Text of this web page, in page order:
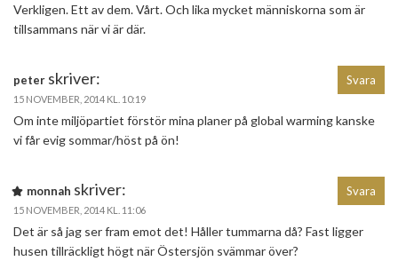
Verkligen. Ett av dem. Vårt. Och lika mycket människorna som är
tillsammans när vi är där.
peter skriver:
15 NOVEMBER, 2014 KL. 10:19
Om inte miljöpartiet förstör mina planer på global warming kanske
vi får evig sommar/höst på ön!
Svara
monnah skriver:
15 NOVEMBER, 2014 KL. 11:06
Det är så jag ser fram emot det! Håller tummarna då? Fast ligger
husen tillräckligt högt när Östersjön svämmar över?
Svara